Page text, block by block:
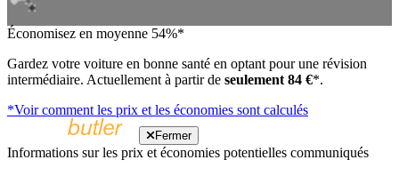
Économisez en moyenne 54%*
Gardez votre voiture en bonne santé en optant pour une révision
intermédiaire. Actuellement à partir de seulement 84 €*.
*Voir comment les prix et les économies sont calculés
Fermer
Informations sur les prix et économies potentielles communiqués